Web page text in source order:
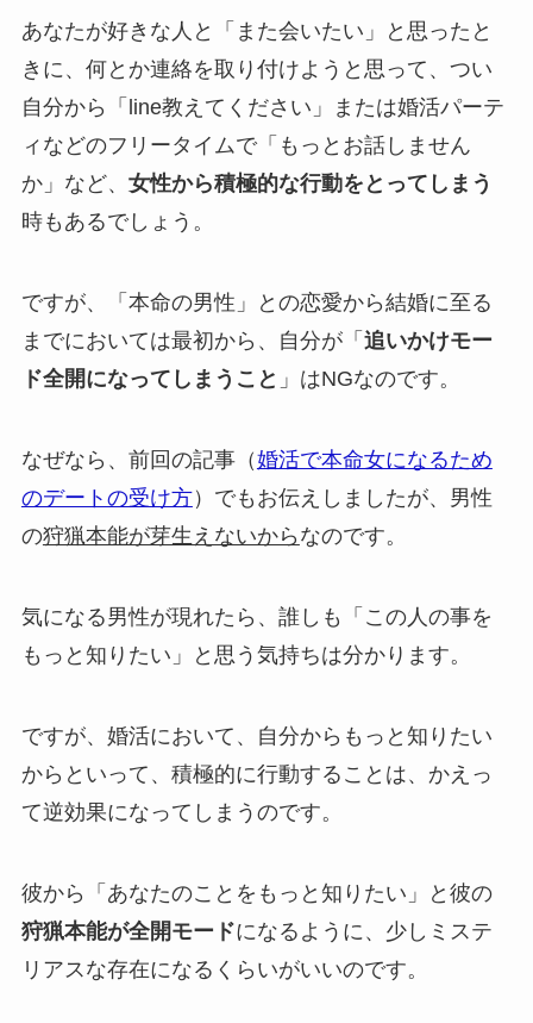
あなたが好きな人と「また会いたい」と思ったと
きに、何とか連絡を取り付けようと思って、つい
自分から「line教えてください」または婚活パーテ
ィなどのフリータイムで「もっとお話しません
か」など、 女性から積極的な行動をとってしまう
時もあるでしょう。
ですが、「本命の男性」との恋愛から結婚に至る
までにおいては最初から、自分が「 追いかけモー
ド全開になってしまうこと 」はNGなのです。
なぜなら、前回の記事（婚活で本命女になるため
のデートの受け方）でもお伝えしましたが、男性
の狩猟本能が芽生えないから なのです。
気になる男性が現れたら、誰しも「この人の事を
もっと知りたい」と思う気持ちは分かります。
ですが、婚活において、自分からもっと知りたい
からといって、積極的に行動することは、かえっ
て逆効果になってしまうのです。
彼から「あなたのことをもっと知りたい」と彼の
狩猟本能が全開モードになるように、少しミステ
リアスな存在になるくらいがいいのです。